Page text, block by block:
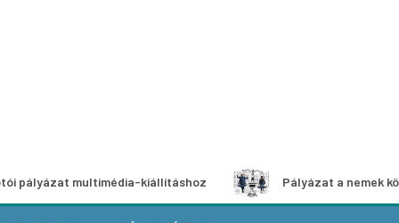
multimédia-kiállításhoz Pályázat a nemek közötti